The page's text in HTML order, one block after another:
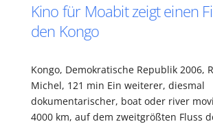
Kino für Moabit zeigt einen
den Kongo
Kongo, Demokratische Republik 2006,
Michel, 121 min Ein weiterer, diesmal
dokumentarischer, boat oder river
4000 km, auf dem zweitgrößten Fluss